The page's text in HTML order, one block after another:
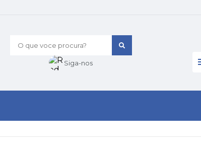
O que voce procura?
Siga-nos